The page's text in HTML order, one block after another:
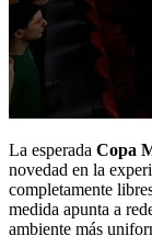
La esperada Copa
novedad en la
completamente
medida apunta a
ambiente más